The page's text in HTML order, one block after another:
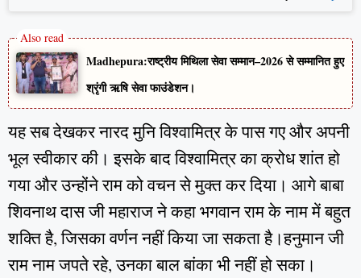
Madhepura:राष्ट्रीय मिथिला सेवा सम्मान–2026 से सम्मानित हुए
श्रृंगी ऋषि सेवा फाउंडेशन।
यह सब देखकर नारद मुनि विश्वामित्र के पास गए और अपनी
भूल स्वीकार की। इसके बाद विश्वामित्र का क्रोध शांत हो
गया और उन्होंने राम को वचन से मुक्त कर दिया। आगे बाबा
शिवनाथ दास जी महाराज ने कहा भगवान राम के नाम में बहुत
शक्ति है, जिसका वर्णन नहीं किया जा सकता है।हनुमान जी
राम नाम जपते रहे, उनका बाल बांका भी नहीं हो सका।